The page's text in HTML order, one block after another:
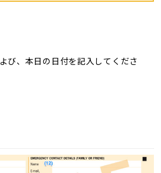
び、本日の日付を記入してくださ